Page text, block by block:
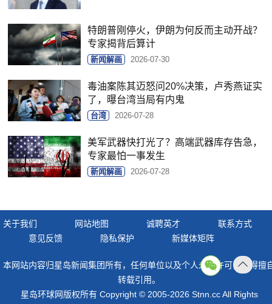
特朗普刚停火，伊朗为何反而主动开战？
专家揭背后算计
新闻解画 2026-07-30
毒油案陈其迈怒问20%决策，卢秀燕证实
了，曝台湾当局有内鬼
台湾 2026-07-28
美军武器快打光了？高端武器库存告急，
专家最怕一事发生
新闻解画 2026-07-28
关于我们 网站地图 诚聘英才
联系方式
意见反馈
隐私保护 新媒体矩阵
本网站内容归星岛新闻集团所有，任何单位以及个人未经许可，不得擅
转载引用。
星岛环球网版权所有 Copyright © 2005-2026 Stnn.cc All Rights
顶部